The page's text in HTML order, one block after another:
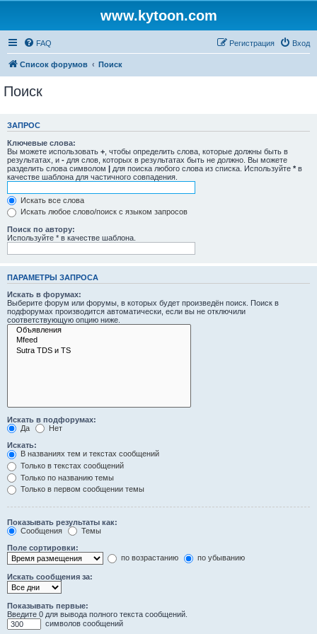
www.kytoon.com
FAQ Вход
Регистрация
Список форумов Поиск
Поиск
ЗАПРОС
Ключевые слова:
Вы можете использовать + , чтобы определить слова, которые должны быть в
результатах, и - для слов, которых в результатах быть не должно. Вы можете
разделить слова символом | для поиска любого слова из списка. Используйте * в
качестве шаблона для частичного совпадения.
Искать все слова
Искать любое слово/поиск с языком запросов
Поиск по автору:
Используйте * в качестве шаблона.
ПАРАМЕТРЫ ЗАПРОСА
Искать в форумах:
Выберите форум или форумы, в которых будет произведён поиск. Поиск в
подфорумах производится автоматически, если вы не отключили
соответствующую опцию ниже.
Искать в подфорумах:
Да
Нет
Искать:
В названиях тем и текстах сообщений
Только в текстах сообщений
Только по названию темы
Только в первом сообщении темы
Показывать результаты как:
Сообщения
Темы
Поле сортировки:
по возрастанию
по убыванию
Искать сообщения за:
Показывать первые:
Введите 0 для вывода полного текста сообщений.
символов сообщений